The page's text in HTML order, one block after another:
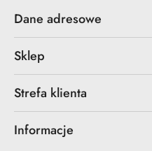
Dane adresowe
Sklep
Strefa klienta
Informacje